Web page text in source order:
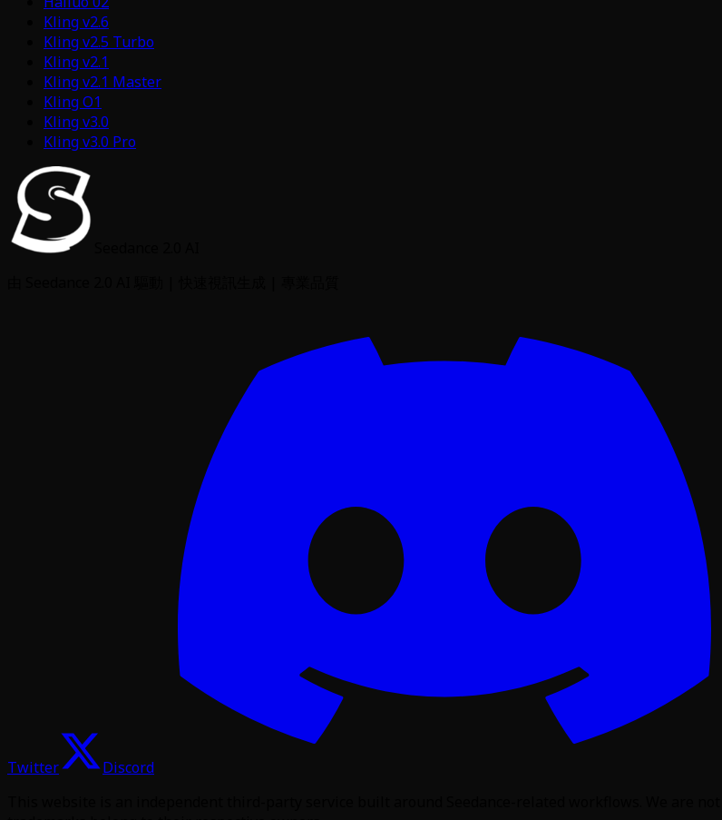
Kling v2.6
Kling v2.5 Turbo
Kling v2.1
Kling v2.1 Master
Kling O1
Kling v3.0
Kling v3.0 Pro
Twitter Discord